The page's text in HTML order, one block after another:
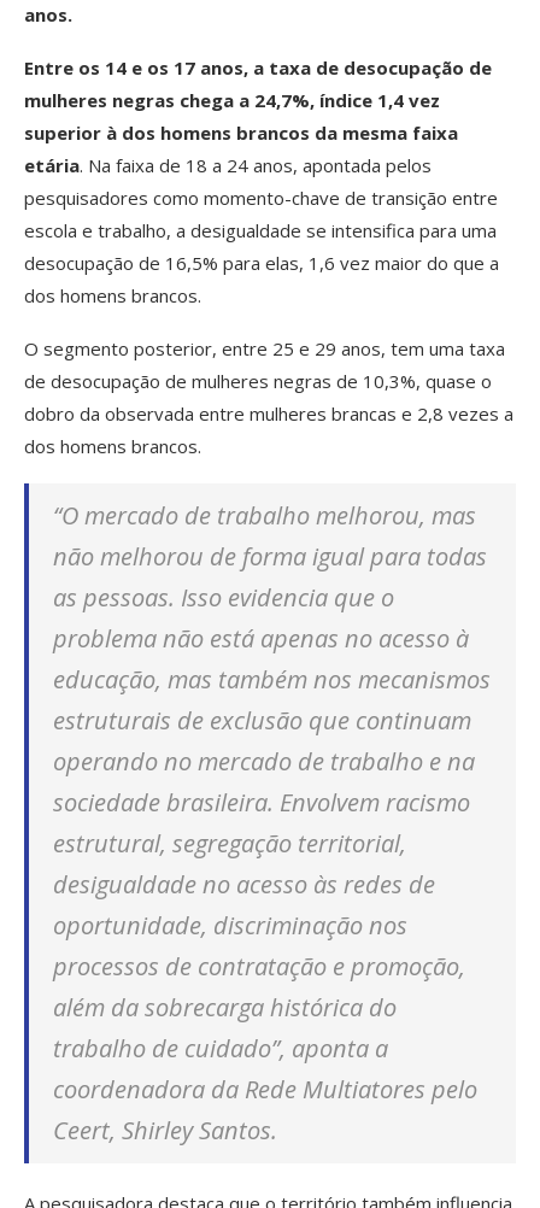
anos.
Entre os 14 e os 17 anos, a taxa de desocupação de
mulheres negras chega a 24,7%, índice 1,4 vez
superior à dos homens brancos da mesma faixa
etária. Na faixa de 18 a 24 anos, apontada pelos
pesquisadores como momento-chave de transição entre
escola e trabalho, a desigualdade se intensifica para uma
desocupação de 16,5% para elas, 1,6 vez maior do que a
dos homens brancos.
O segmento posterior, entre 25 e 29 anos, tem uma taxa
de desocupação de mulheres negras de 10,3%, quase o
dobro da observada entre mulheres brancas e 2,8 vezes a
dos homens brancos.
“O mercado de trabalho melhorou, mas
não melhorou de forma igual para todas
as pessoas. Isso evidencia que o
problema não está apenas no acesso à
educação, mas também nos mecanismos
estruturais de exclusão que continuam
operando no mercado de trabalho e na
sociedade brasileira. Envolvem racismo
estrutural, segregação territorial,
desigualdade no acesso às redes de
oportunidade, discriminação nos
processos de contratação e promoção,
além da sobrecarga histórica do
trabalho de cuidado”, aponta a
coordenadora da Rede Multiatores pelo
Ceert, Shirley Santos.
A pesquisadora destaca que o território também influencia